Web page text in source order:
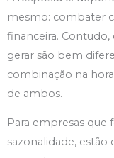
mesmo: combater
financeira. Contudo,
gerar são bem
combinação na
de ambos.
Para empresas
sazonalidade,